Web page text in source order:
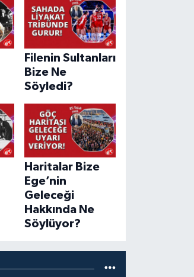
Filenin Sultanları
Bize Ne
Söyledi?
Haritalar Bize
Ege’nin
Geleceği
Hakkında Ne
Söylüyor?